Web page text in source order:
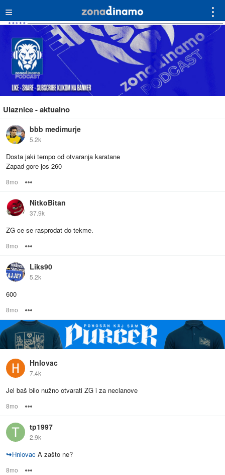
≡ ⋮
Ulaznice - aktualno
bbb medimurje
5.2k
Dosta jaki tempo od otvaranja karatane
Zapad gore jos 260
8mo
NitkoBitan
37.9k
ZG ce se rasprodat do tekme.
8mo
Liks90
5.2k
600
8mo
Hnlovac
7.4k
Jel baš bilo nužno otvarati ZG i za neclanove
8mo
tp1997
2.9k
↪Hnlovac A zašto ne?
8mo